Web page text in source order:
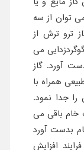
توان از سه
ترو ترش از
می
آورد. گاز
همراه با
جدا نمود.
خام باقی می
بدست آورد
افزایش